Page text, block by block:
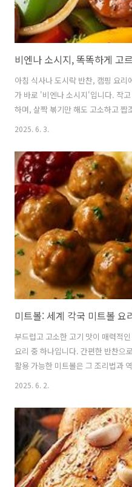
비엔나 소시지, 똑똑하게 고
아침 식사나 도시락 반찬, 캠핑 요
가 바로 '비엔나 소시지'입니다. 작
하며, 살짝 볶기만 해도 고소하고 짭
오랜 시간 사랑받아 왔습니다. 비엔
의 유래와 역사 🥣 비엔나 소시지란
오스트리아의 수도 비엔나에서 유
(Frankfurter Würstchen)’라 불립
어 만든 것이며, 천연 케이싱(소장
하지만 현재 한국에서 통용되는 '비
2025. 6. 3.
미트볼: 세계 각국 미트볼 요
부드럽고 고소한 고기 맛이 매력적
요리 중 하나입니다. 간편한 반찬으
활용 가능한 미트볼은 그 조리법과
미트볼이란 무엇인가미트볼
동그랗게 뭉쳐서 조리하는 요리입
리며, 서양에서는 'meatball'이라
음합니다.기본적으로 갈은 고기에
하게 빚어서 튀기거나 구워서 만드
2025. 6. 2.